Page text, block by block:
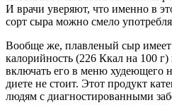
И врачи уверяют, что именно в
сорт сыра можно смело
Вообще же, плавленый сыр
калорийность (226 Ккал на 100
включать его в меню худеющего
диете не стоит. Этот продукт
людям с диагностированными